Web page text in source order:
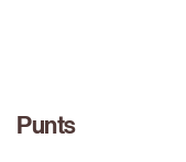
Punts